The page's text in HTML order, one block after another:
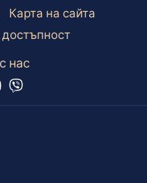
Карта на сайта
нас